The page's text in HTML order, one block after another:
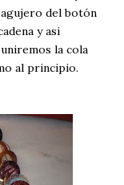
del botón
y asi
la cola
al principio.